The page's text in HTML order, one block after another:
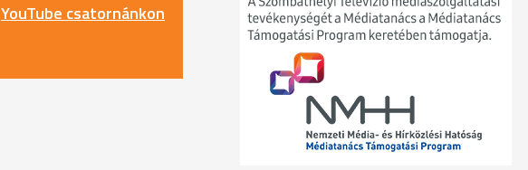
YouTube csatornánkon